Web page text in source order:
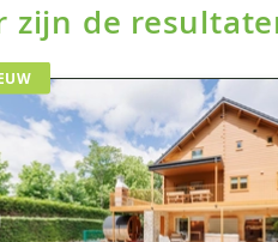
zijn de